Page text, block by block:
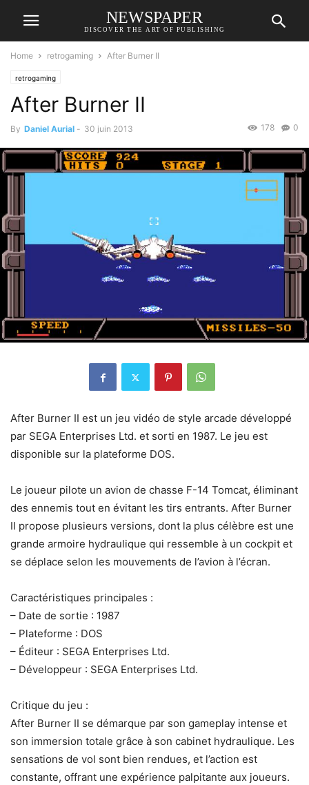
NEWSPAPER
DISCOVER THE ART OF PUBLISHING
Home retrogaming After Burner II
retrogaming
After Burner II
By Daniel Aurial - 30 juin 2013 0
178
After Burner II est un jeu vidéo de style arcade développé
par SEGA Enterprises Ltd. et sorti en 1987. Le jeu est
disponible sur la plateforme DOS.
Le joueur pilote un avion de chasse F-14 Tomcat, éliminant
des ennemis tout en évitant les tirs entrants. After Burner
II propose plusieurs versions, dont la plus célèbre est une
grande armoire hydraulique qui ressemble à un cockpit et
se déplace selon les mouvements de l’avion à l’écran.
Caractéristiques principales :
– Date de sortie : 1987
– Plateforme : DOS
– Éditeur : SEGA Enterprises Ltd.
– Développeur : SEGA Enterprises Ltd.
Critique du jeu :
After Burner II se démarque par son gameplay intense et
son immersion totale grâce à son cabinet hydraulique. Les
sensations de vol sont bien rendues, et l’action est
constante, offrant une expérience palpitante aux joueurs.